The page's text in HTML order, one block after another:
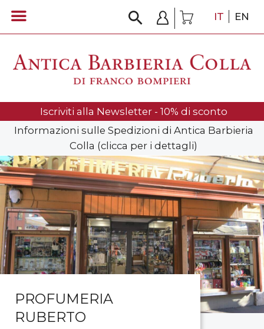
IT EN
Iscriviti alla Newsletter - 10% di sconto
Informazioni sulle Spedizioni di Antica Barbieria
Colla (clicca per i dettagli)
PROFUMERIA
RUBERTO